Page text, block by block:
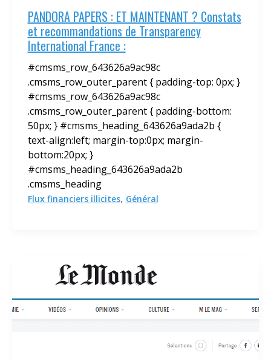
PANDORA PAPERS : ET MAINTENANT ? Constats
et recommandations de Transparency
International France :
#cmsms_row_643626a9ac98c
.cmsms_row_outer_parent { padding-top: 0px; }
#cmsms_row_643626a9ac98c
.cmsms_row_outer_parent { padding-bottom:
50px; } #cmsms_heading_643626a9ada2b {
text-align:left; margin-top:0px; margin-
bottom:20px; }
#cmsms_heading_643626a9ada2b
.cmsms_heading
Flux financiers illicites, Général